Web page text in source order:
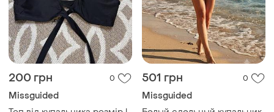
200 грн 0
Missguided
501 грн 0
Missguided